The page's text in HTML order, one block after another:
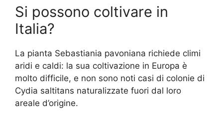
Si possono coltivare in
Italia?
La pianta Sebastiania pavoniana richiede climi
aridi e caldi: la sua coltivazione in Europa è
molto difficile, e non sono noti casi di colonie di
Cydia saltitans naturalizzate fuori dal loro
areale d’origine.